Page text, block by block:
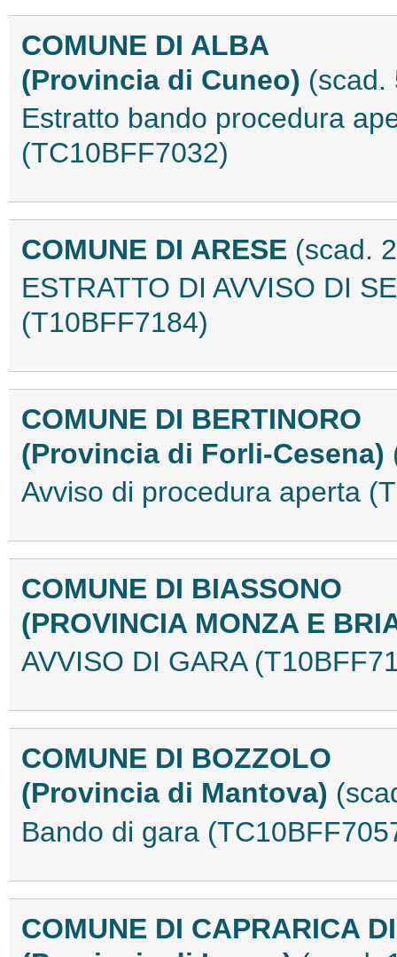
COMUNE DI ALBA
(Provincia di Cuneo) (scad.
Estratto bando procedura
(TC10BFF7032)
COMUNE DI ARESE (scad.
ESTRATTO DI AVVISO DI
(T10BFF7184)
COMUNE DI BERTINORO
(Provincia di Forli-Cesena)
Avviso di procedura aperta
COMUNE DI BIASSONO
(PROVINCIA MONZA E
AVVISO DI GARA
COMUNE DI BOZZOLO
(Provincia di Mantova)
Bando di gara
COMUNE DI CAPRARICA